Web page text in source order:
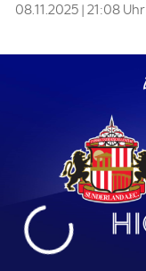
08.11.2025 | 21:08 Uhr